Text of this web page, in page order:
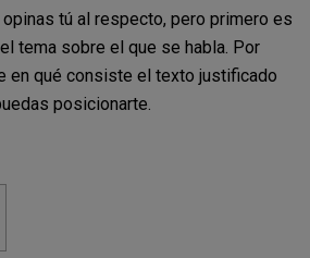
tú al respecto, pero primero es
tema sobre el que se habla. Por
en qué consiste el texto justificado
posicionarte.